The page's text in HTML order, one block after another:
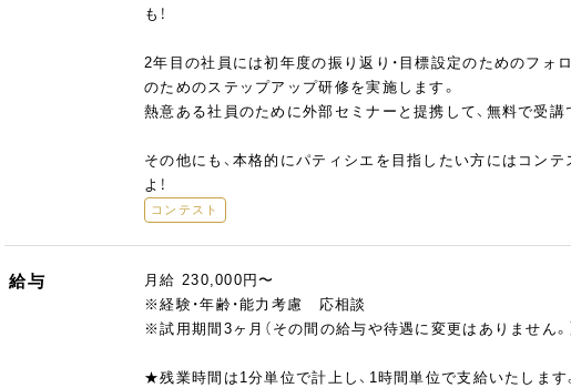
も！
2年目の社員には初年度の振り返り・目標設定のためのフォ
のためのステップアップ研修を実施します。
熱意ある社員のために外部セミナーと提携して、無料で受
その他にも、本格的にパティシエを目指したい方にはコン
よ！
コンテスト
給与
月給 230,000円〜
※経験・年齢・能力考慮 応相談
※試用期間3ヶ月（その間の給与や待遇に変更はありません。
★残業時間は1分単位で計上し、1時間単位で支給いたします